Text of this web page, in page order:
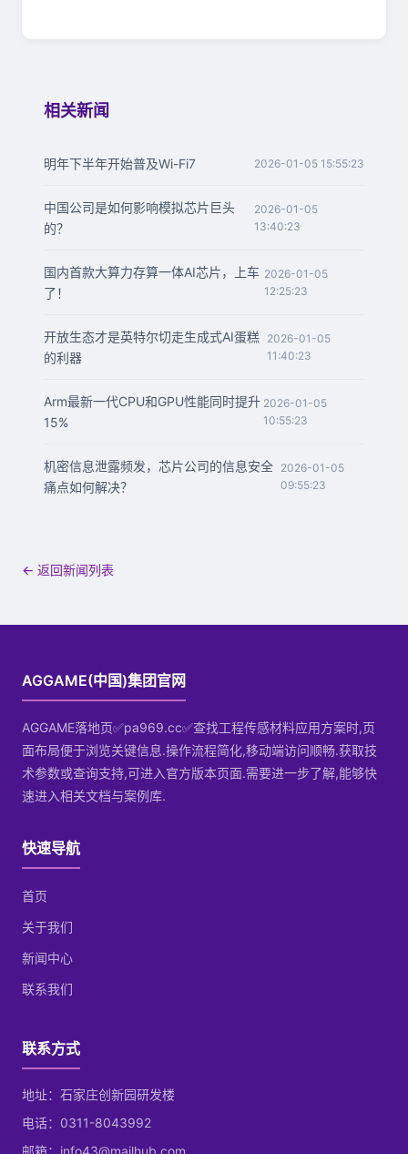
相关新闻
明年下半年开始普及Wi-Fi7 2026-01-05 15:55:23
中国公司是如何影响模拟芯片巨头
的？
2026-01-05
13:40:23
国内首款大算力存算一体AI芯片，上车
了！
2026-01-05
12:25:23
开放生态才是英特尔切走生成式AI蛋糕
的利器
2026-01-05
11:40:23
Arm最新一代CPU和GPU性能同时提升
15%
2026-01-05
10:55:23
机密信息泄露频发，芯片公司的信息安全
痛点如何解决？
2026-01-05
09:55:23
← 返回新闻列表
AGGAME(中国)集团官网
AGGAME落地页✅pa969.cc✅查找工程传感材料应用方案时,页
面布局便于浏览关键信息.操作流程简化,移动端访问顺畅.获取技
术参数或查询支持,可进入官方版本页面.需要进一步了解,能够快
速进入相关文档与案例库.
快速导航
首页
关于我们
新闻中心
联系我们
联系方式
地址：石家庄创新园研发楼
电话：0311-8043992
邮箱：info43@mailhub.com